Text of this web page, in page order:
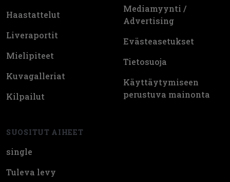
Haastattelut
Liveraportit
Mielipiteet
Kuvagalleriat
Kilpailut
SUOSITUT AIHEET
single
Tuleva levy
Mediamyynti /
Advertising
Evästeasetukset
Tietosuoja
Käyttäytymiseen
perustuva mainonta